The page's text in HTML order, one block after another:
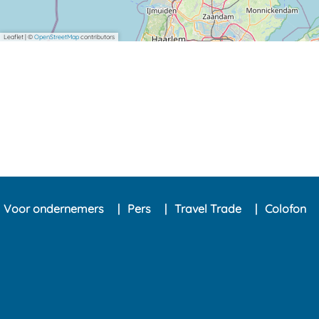
Leaflet|©OpenStreetMapcontributors
Voor ondernemers Pers Travel Trade Colofon